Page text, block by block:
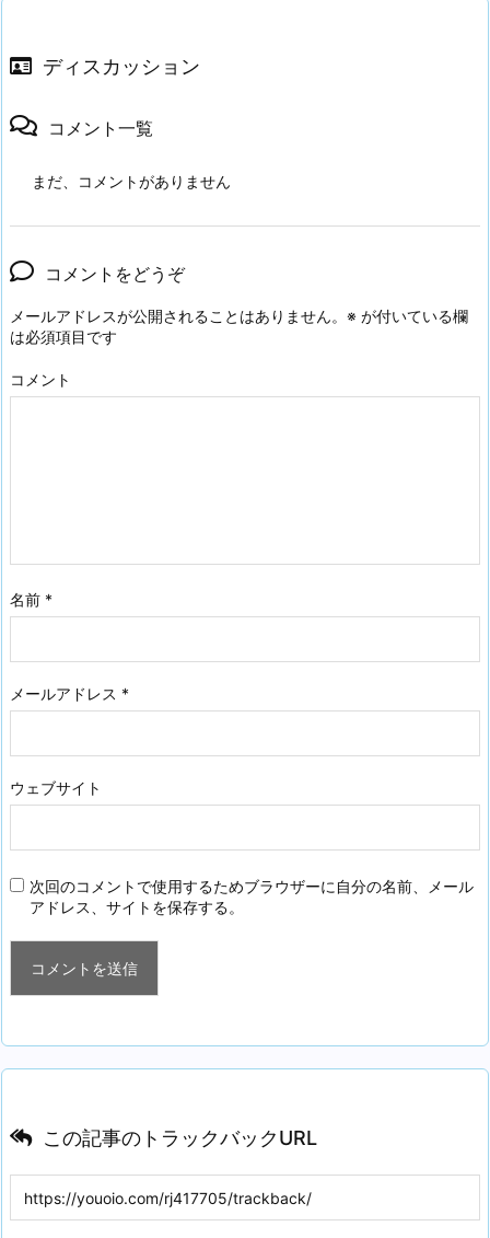
ディスカッション
コメント一覧
まだ、コメントがありません
コメントをどうぞ
メールアドレスが公開されることはありません。 ※ が付いている欄
は必須項目です
コメント
名前 *
メールアドレス *
ウェブサイト
次回のコメントで使用するためブラウザーに自分の名前、メール
アドレス、サイトを保存する。
この記事のトラックバックURL